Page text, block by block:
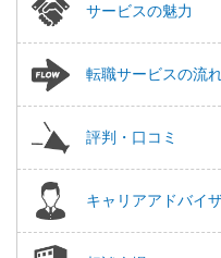
サービスの魅力
転職サービスの流
評判・口コミ
キャリアアドバイ